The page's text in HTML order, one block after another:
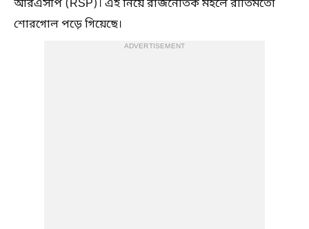
আরএসপি (RSP)। এই নিয়ে রাজনৈতিক মহলে রীতিমতো
শোরগোল পড়ে গিয়েছে।
ADVERTISEMENT